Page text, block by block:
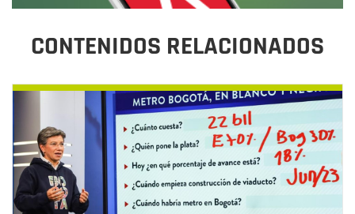
CONTENIDOS RELACIONADOS